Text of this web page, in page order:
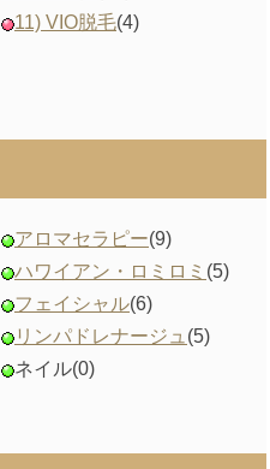
11) VIO脱毛(4)
アロマセラピー(9)
ハワイアン・ロミロミ (5)
フェイシャル(6)
リンパドレナージュ (5)
ネイル(0)